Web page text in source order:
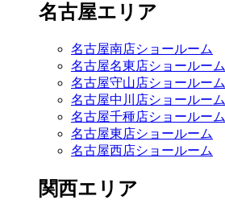
名古屋エリア
名古屋南店ショールーム
名古屋名東店ショールーム
名古屋守山店ショールーム
名古屋中川店ショールーム
名古屋千種店ショールーム
名古屋東店ショールーム
名古屋西店ショールーム
関西エリア